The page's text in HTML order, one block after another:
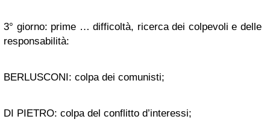
3° giorno: prime … difficoltà, ricerca dei colpevoli e delle
responsabilità:
BERLUSCONI: colpa dei comunisti;
DI PIETRO: colpa del conflitto d’interessi;